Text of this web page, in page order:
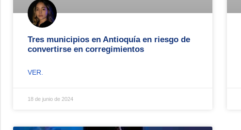
Tres municipios en Antioquía en riesgo de
convertirse en corregimientos
VER.
18 de junio de 2024